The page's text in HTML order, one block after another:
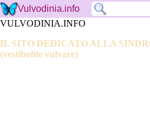
Vulvodinia.info
VULVODINIA.INFO
IL SITO DEDICATO ALLA
(vestibolite vulvare)